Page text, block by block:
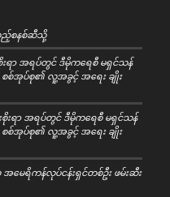
ည့်စနစ်ဆီသို့
းရာ အရပ်တွင် ဒီမိုကရေစီ မရှင်သန်
စ်အုပ်စု၏ လူ့အခွင့် အရေး ချိုး
စိုးရာ အရပ်တွင် ဒီမိုကရေစီ မရှင်သန်
စ်အုပ်စု၏ လူ့အခွင့် အရေး ချိုး
မေရိကန်လုပ်ငန်းရှင်တစ်ဦး ဖမ်းဆီး